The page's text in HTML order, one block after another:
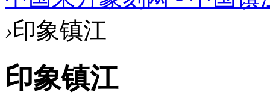
›印象镇江
印象镇江